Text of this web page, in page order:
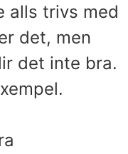
alls trivs med
det, men
det inte bra.